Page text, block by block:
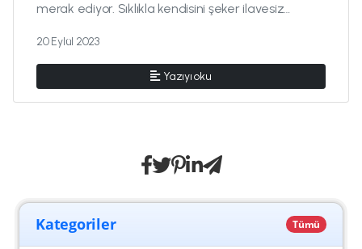
Kategoriler Tümü
merak ediyor. Sıklıkla kendisini şeker ilavesiz
20 Eylül 2023
Yazıyı oku